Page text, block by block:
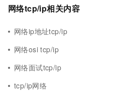
网络tcp/ip相关内容
网络ip地址tcp/ip
网络osi tcp/ip
网络面试tcp/ip
tcp/ip网络